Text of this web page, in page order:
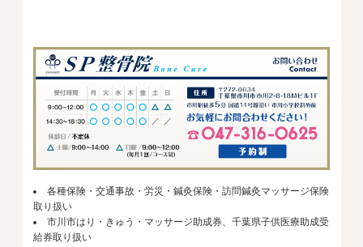
各種保険・交通事故・労災・鍼灸保険・訪問鍼灸マッサージ保険
取り扱い
市川市はり・きゅう・マッサージ助成券、千葉県子供医療助成受
給券取り扱い